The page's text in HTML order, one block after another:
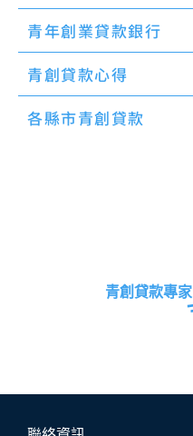
青年創業貸款銀行
青創貸款心得
各縣市青創貸款
青創貸款專家